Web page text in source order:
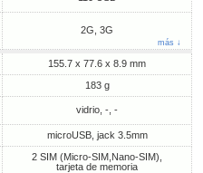
2G, 3G
más ↓
155.7 x 77.6 x 8.9 mm
183 g
vidrio, -, -
microUSB, jack 3.5mm
2 SIM (Micro-SIM,Nano-SIM),
tarjeta de memoria